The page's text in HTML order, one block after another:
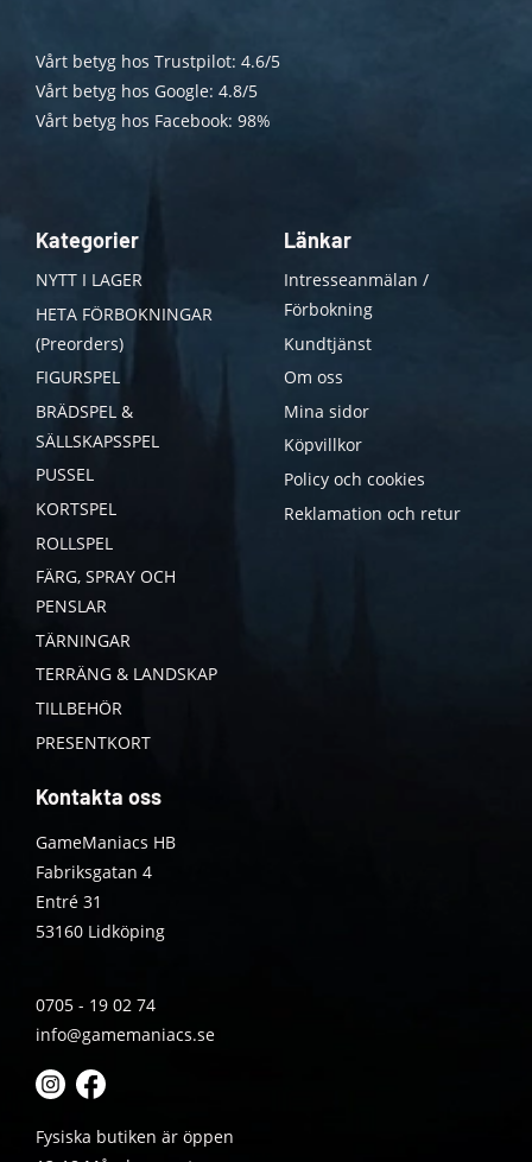
Vårt betyg hos Trustpilot: 4.6/5
Vårt betyg hos Google: 4.8/5
Vårt betyg hos Facebook: 98%
Kategorier
NYTT I LAGER
HETA FÖRBOKNINGAR
(Preorders)
FIGURSPEL
BRÄDSPEL &
SÄLLSKAPSSPEL
PUSSEL
KORTSPEL
ROLLSPEL
FÄRG, SPRAY OCH
PENSLAR
TÄRNINGAR
TERRÄNG & LANDSKAP
TILLBEHÖR
PRESENTKORT
Länkar
Intresseanmälan /
Förbokning
Kundtjänst
Om oss
Mina sidor
Köpvillkor
Policy och cookies
Reklamation och retur
Kontakta oss
GameManiacs HB
Fabriksgatan 4
Entré 31
53160 Lidköping
0705 - 19 02 74
info@gamemaniacs.se
Fysiska butiken är öppen